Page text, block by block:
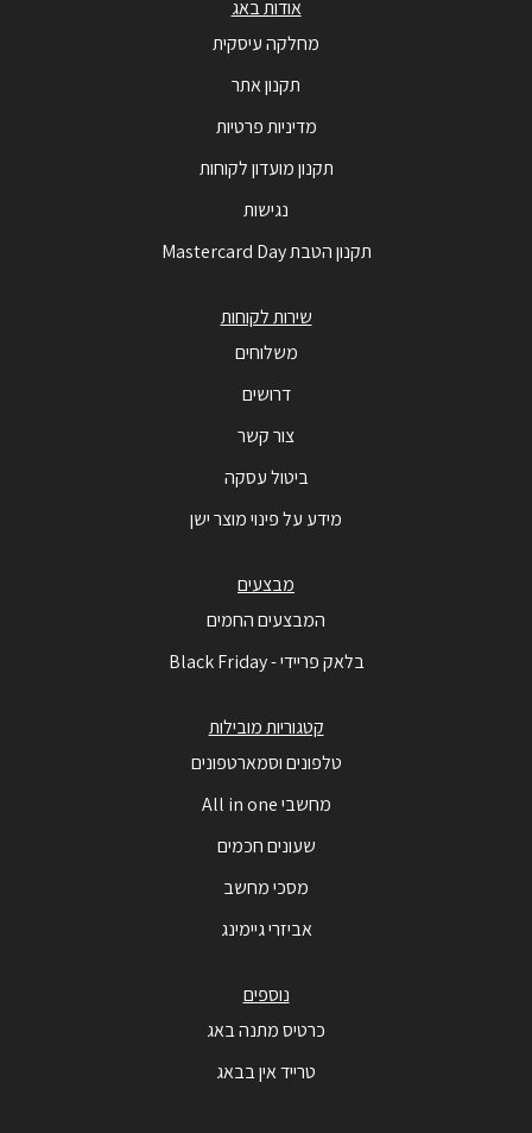
אודות באג
מחלקה עיסקית
תקנון אתר
מדיניות פרטיות
תקנון מועדון לקוחות
נגישות
תקנון הטבת Mastercard Day
שירות לקוחות
משלוחים
דרושים
צור קשר
ביטול עסקה
מידע על פינוי מוצר ישן
מבצעים
המבצעים החמים
בלאק פריידי - Black Friday
קטגוריות מובילות
טלפונים וסמארטפונים
מחשבי All in one
שעונים חכמים
מסכי מחשב
אביזרי גיימינג
נוספים
כרטיס מתנה באג
טרייד אין בבאג